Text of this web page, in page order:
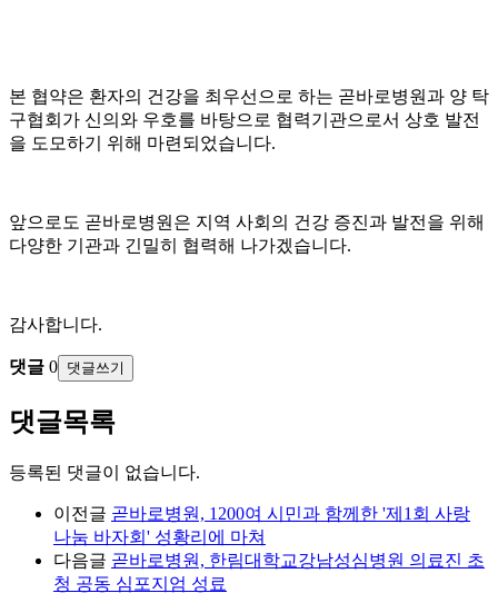
본 협약은 환자의 건강을 최우선으로 하는 곧바로병원과 양 탁
구협회가 신의와 우호를 바탕으로 협력기관으로서 상호 발전
을 도모하기 위해 마련되었습니다.
앞으로도 곧바로병원은 지역 사회의 건강 증진과 발전을 위해
다양한 기관과 긴밀히 협력해 나가겠습니다.
감사합니다.
댓글 0 댓글쓰기
댓글목록
등록된 댓글이 없습니다.
이전글 곧바로병원, 1200여 시민과 함께한 '제1회 사랑
나눔 바자회' 성황리에 마쳐
다음글 곧바로병원, 한림대학교강남성심병원 의료진 초
청 공동 심포지엄 성료